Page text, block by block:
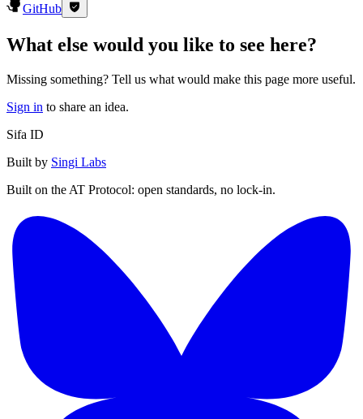
GitHub
What else would you like to see here?
Missing something? Tell us what would make this page more useful.
Sign in to share an idea.
Sifa ID
Built by Singi Labs
Built on the AT Protocol: open standards, no lock-in.